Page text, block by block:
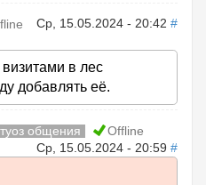
Ср, 15.05.2024 - 20:42 #
в лес
добавлять её.
общения
Offline
Ср, 15.05.2024 - 20:59 #